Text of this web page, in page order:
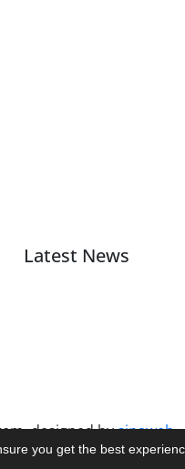
you get the best
Latest News
designed bysinaweb